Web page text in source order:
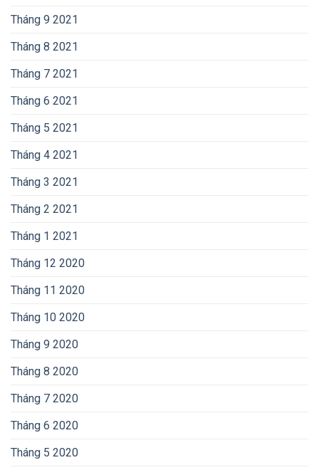
Tháng 9 2021
Tháng 8 2021
Tháng 7 2021
Tháng 6 2021
Tháng 5 2021
Tháng 4 2021
Tháng 3 2021
Tháng 2 2021
Tháng 1 2021
Tháng 12 2020
Tháng 11 2020
Tháng 10 2020
Tháng 9 2020
Tháng 8 2020
Tháng 7 2020
Tháng 6 2020
Tháng 5 2020